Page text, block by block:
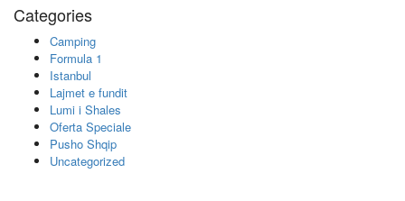
Categories
Camping
Formula 1
Istanbul
Lajmet e fundit
Lumi i Shales
Oferta Speciale
Pusho Shqip
Uncategorized